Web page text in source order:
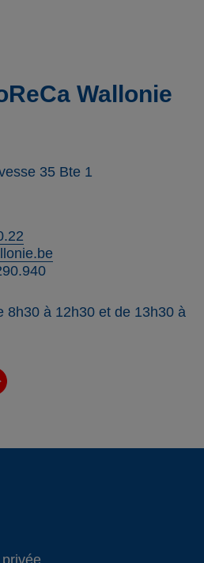
Wallonie
35 Bte 1
8h30 à 12h30 et de 13h30 à